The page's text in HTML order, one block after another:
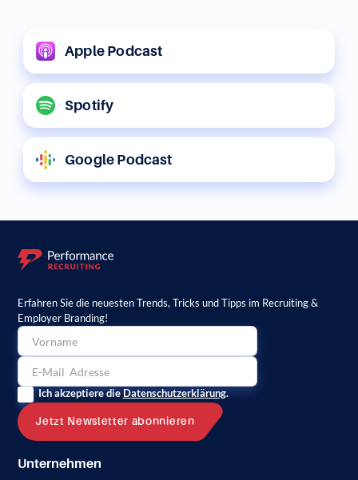
Apple Podcast
Spotify
Google Podcast
Erfahren Sie die neuesten Trends, Tricks und Tipps im Recruiting &
Employer Branding!
Ich akzeptiere dieDatenschutzerklärung.
Unternehmen